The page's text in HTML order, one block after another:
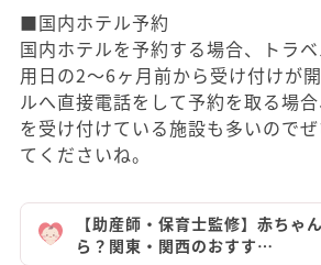
■国内ホテル予約
国内ホテルを予約する場合、トラ
用日の2～6ヶ月前から受け付けが
ルへ直接電話をして予約を取る場
を受け付けている施設も多いので
てくださいね。
【助産師・保育士監修】赤ちゃ
ら？関東・関西のおすす…